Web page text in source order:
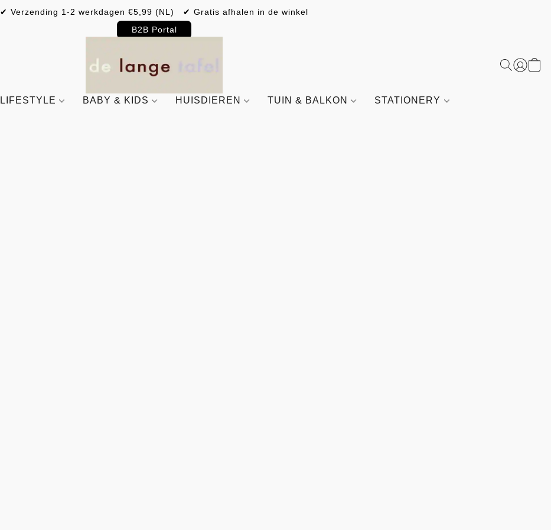
✔ Verzending 1-2 werkdagen €5,99 (NL) ✔ Gratis afhalen in de winkel
B2B Portal
LIFESTYLE BABY & KIDS HUISDIEREN TUIN & BALKON STATIONERY